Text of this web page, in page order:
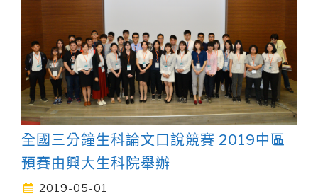
全國三分鐘生科論文口說競賽 2019中區
預賽由興大生科院舉辦
2019-05-01